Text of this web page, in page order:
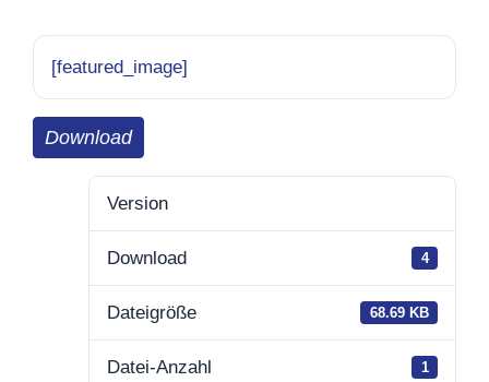
[featured_image]
Download
Version
Download 4
Dateigröße 68.69 KB
Datei-Anzahl 1